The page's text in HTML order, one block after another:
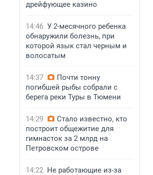
дрейфующее казино
14:46 У 2-месячного ребенка
обнаружили болезнь, при
которой язык стал черным и
волосатым
14:37
Почти тонну
погибшей рыбы собрали с
берега реки Туры в Тюмени
14:29
Стало известно, кто
построит общежитие для
гимнасток за 2 млрд на
Петровском острове
14:22 Не работающие из-за